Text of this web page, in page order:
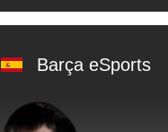
⁠Barça eSports